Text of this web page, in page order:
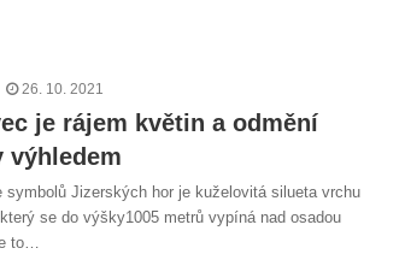
26. 10. 2021
je rájem květin a odmění
výhledem
symbolů Jizerských hor je kuželovitá silueta vrchu
se do výšky1005 metrů vypíná nad osadou
to…